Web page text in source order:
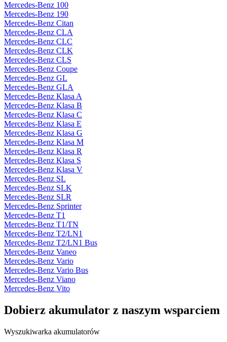
Mercedes-Benz 100
Mercedes-Benz 190
Mercedes-Benz Citan
Mercedes-Benz CLA
Mercedes-Benz CLC
Mercedes-Benz CLK
Mercedes-Benz CLS
Mercedes-Benz Coupe
Mercedes-Benz GL
Mercedes-Benz GLA
Mercedes-Benz Klasa A
Mercedes-Benz Klasa B
Mercedes-Benz Klasa C
Mercedes-Benz Klasa E
Mercedes-Benz Klasa G
Mercedes-Benz Klasa M
Mercedes-Benz Klasa R
Mercedes-Benz Klasa S
Mercedes-Benz Klasa V
Mercedes-Benz SL
Mercedes-Benz SLK
Mercedes-Benz SLR
Mercedes-Benz Sprinter
Mercedes-Benz T1
Mercedes-Benz T1/TN
Mercedes-Benz T2/LN1
Mercedes-Benz T2/LN1 Bus
Mercedes-Benz Vaneo
Mercedes-Benz Vario
Mercedes-Benz Vario Bus
Mercedes-Benz Viano
Mercedes-Benz Vito
Dobierz akumulator z naszym wsparciem
Wyszukiwarka akumulatorów